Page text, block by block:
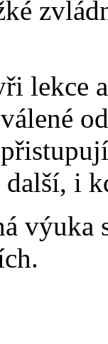
a
další, i
si